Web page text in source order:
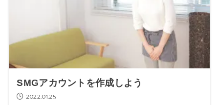
SMGアカウントを作成しよう
2022.01.25